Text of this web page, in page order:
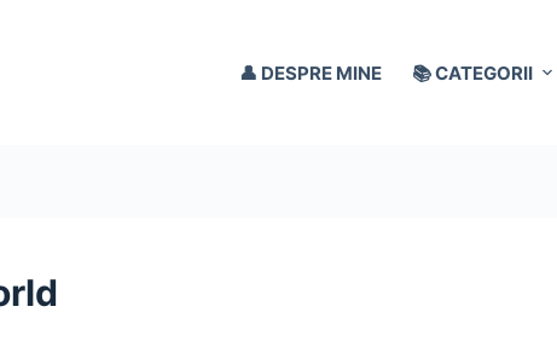
👤 DESPRE MINE 📚 CATEGORII